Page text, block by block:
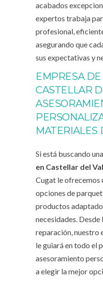
acabados
expertos trabaja
profesional,
asegurando que
sus expectativas y
EMPRESA
CASTELLAR
MATERIALES
Si está buscando una
en Castellar del
Cugat le ofrecemos
opciones de
productos
necesidades.
reparación, nuestro
le guiará en todo el
asesoramiento
a elegir la mejor